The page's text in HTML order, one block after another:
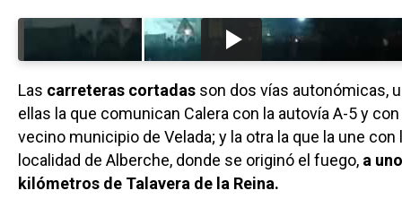
Las carreteras cortadas son dos vías autonómicas,
ellas la que comunican Calera con la autovía A-5 y
vecino municipio de Velada; y la otra la que la une con
localidad de Alberche, donde se originó el fuego, a
kilómetros de Talavera de la Reina.